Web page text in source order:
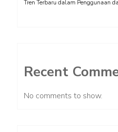
Tren Terbaru dalam Penggunaan
Recent
No comments to show.